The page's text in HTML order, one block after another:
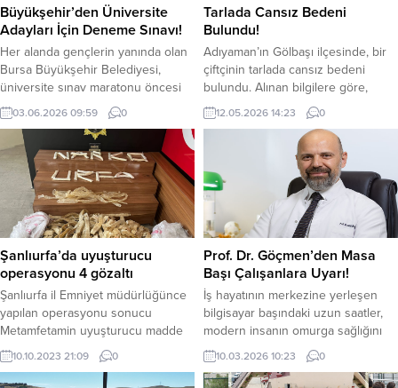
Büyükşehir’den Üniversite
Adayları İçin Deneme Sınavı!
Her alanda gençlerin yanında olan
Bursa Büyükşehir Belediyesi,
üniversite sınav maratonu öncesi
ücretsiz TYT ve AYT deneme
sınavları düzenliyor. Gençlerin
sınav kaygılarını yenmemelerine
yardımcı olmak ve başarılarını
artırmak hedefiyle 6-7 Haziran
tarihlerinde düzenlenecek deneme
sınavları, Büyükşehir Belediyesi’nin
il genelinde bulunan 16 Gençlik
Merkezi’nde gerçekleşecek.
Ücretsiz hazırlık kursları ve tercih
desteği...
03.06.2026 09:59 0
Tarlada Cansız Bedeni
Bulundu!
Adıyaman’ın Gölbaşı ilçesinde, bir
çiftçinin tarlada cansız bedeni
bulundu. Alınan bilgilere göre,
Gölbaşı ilçesi Tabiat Parkı
yakınlarında tarlada çalışan 60
yaşındaki çiftçi Cuma Etker,
yakınları tarafından ölü halde
bulundu. Yakınlarının 112 Acil Çağrı
Merkezi’ne bilgi vermesiyle kısa
sürede olay yerine sağlık ekipleri
geldi. Ekiplerin yaptığı kontroller
sonucunda Cuma Etker’in hayatını
kaybettiği belirlendi....
12.05.2026 14:23 0
Şanlıurfa’da uyuşturucu
operasyonu 4 gözaltı
Şanlıurfa il Emniyet müdürlüğünce
yapılan operasyonu sonucu
Metamfetamin uyuşturucu madde
ele geçirildi. Edilen bilgiye göre
Şanlıurfa İl Emniyet müdürlüğünce
yapılan uyuşturucu operasyonunda
10.10.2023 21:09 0
Prof. Dr. Göçmen’den Masa
Başı Çalışanlara Uyarı!
İş hayatının merkezine yerleşen
bilgisayar başındaki uzun saatler,
modern insanın omurga sağlığını
ciddi bir tehdit altına sokuyor.
Günde 8 saatten fazla masa
başında hareketsiz kalmak sinir
10.03.2026 10:23 0